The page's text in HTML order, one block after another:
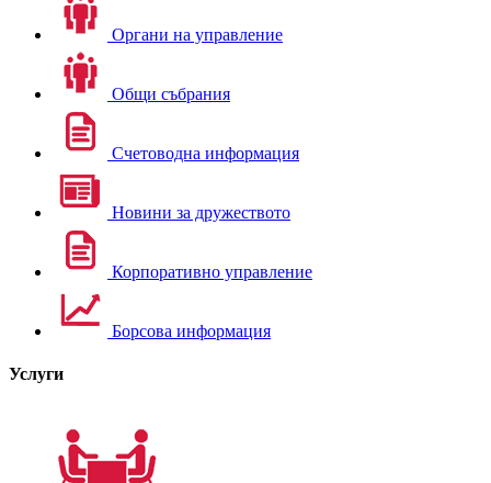
Органи на управление
Общи събрания
Счетоводна информация
Новини за дружеството
Корпоративно управление
Борсова информация
Услуги